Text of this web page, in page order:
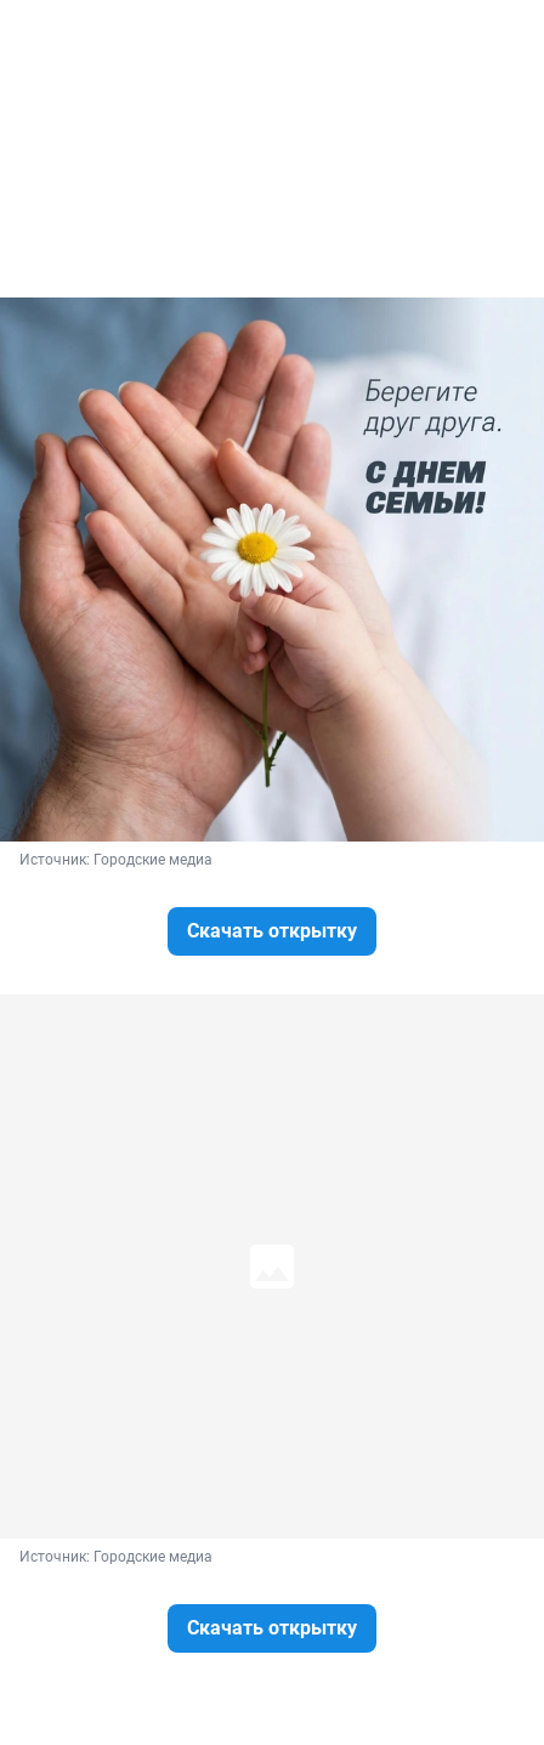
Источник: Городские медиа
Скачать открытку
Источник: Городские медиа
Скачать открытку